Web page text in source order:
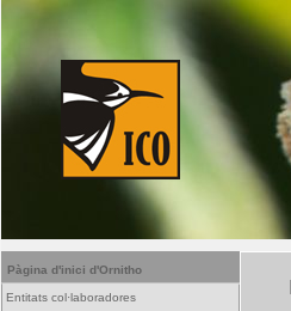
Pàgina d'inici d'Ornitho
Entitats col·laboradores